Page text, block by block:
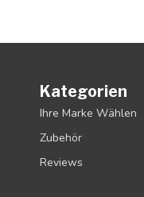
Kategorien
Ihre Marke Wählen
Zubehör
Reviews